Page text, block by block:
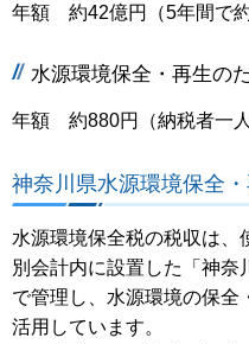
年額 約42億円（5年間で約
水源環境保全・再生の
年額 約880円（納税者一人
神奈川県水源環境保全
水源環境保全税の税収は、
別会計内に設置した「神奈
で管理し、水源環境の保全
活用しています。